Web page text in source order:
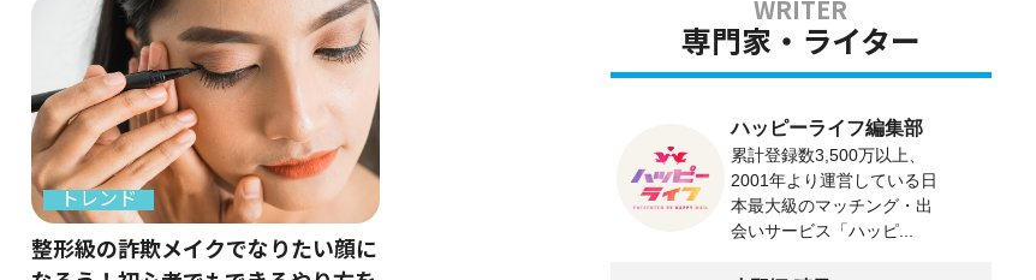
トレンド
整形級の詐欺メイクでなりたい顔に
専門家・ライター
ハッピーライフ編集部
累計登録数3,500万以上、
2001年より運営している日
本最大級のマッチング・出
会いサービス「ハッピ...